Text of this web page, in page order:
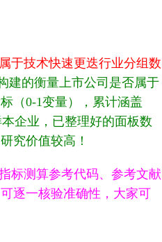
于技术快速更迭行业分组数
建的衡量上市公司是否属于
（0-1变量），累计涵盖
企业， 已整理好的面板数
究价值较高！
标测算参考代码、参考文献
逐一核验准确性，大家可